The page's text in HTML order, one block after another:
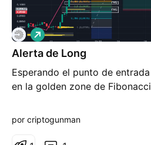
Alerta de Long
Esperando el punto de entrada
en la golden zone de Fibonacci
L
a
r
o
por criptogunman